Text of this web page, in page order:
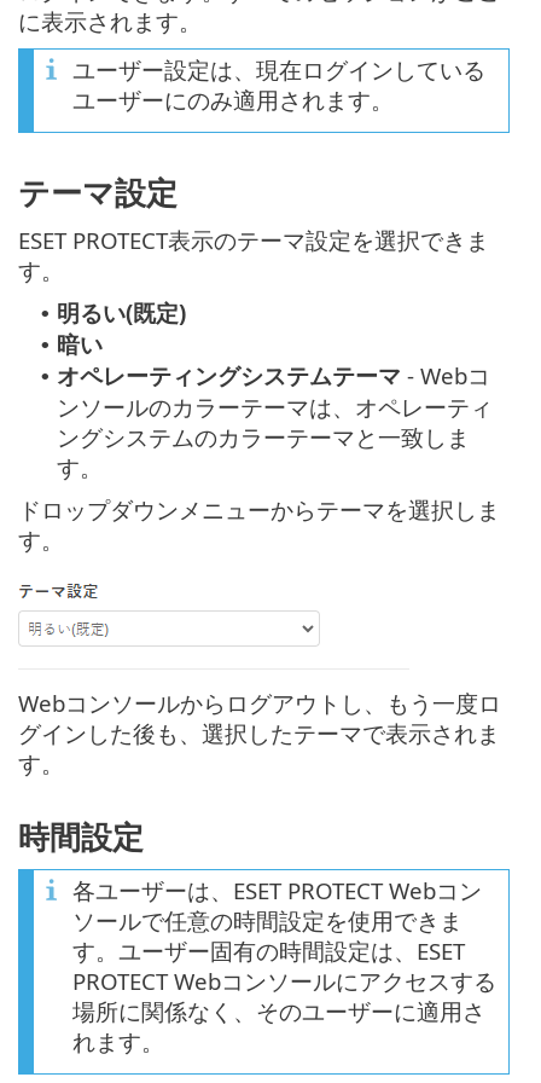
に表示されます。
ユーザー設定は、現在ログインしている
ユーザーにのみ適用されます。
テーマ設定
ESET PROTECT表示のテーマ設定を選択できま
す。
• 明るい(既定)
• 暗い
• オペレーティングシステムテーマ - Webコ
ンソールのカラーテーマは、オペレーティ
ングシステムのカラーテーマと一致しま
す。
ドロップダウンメニューからテーマを選択しま
す。
Webコンソールからログアウトし、もう一度ロ
グインした後も、選択したテーマで表示されま
す。
時間設定
各ユーザーは、ESET PROTECT Webコン
ソールで任意の時間設定を使用できま
す。ユーザー固有の時間設定は、ESET
PROTECT Webコンソールにアクセスする
場所に関係なく、そのユーザーに適用さ
れます。